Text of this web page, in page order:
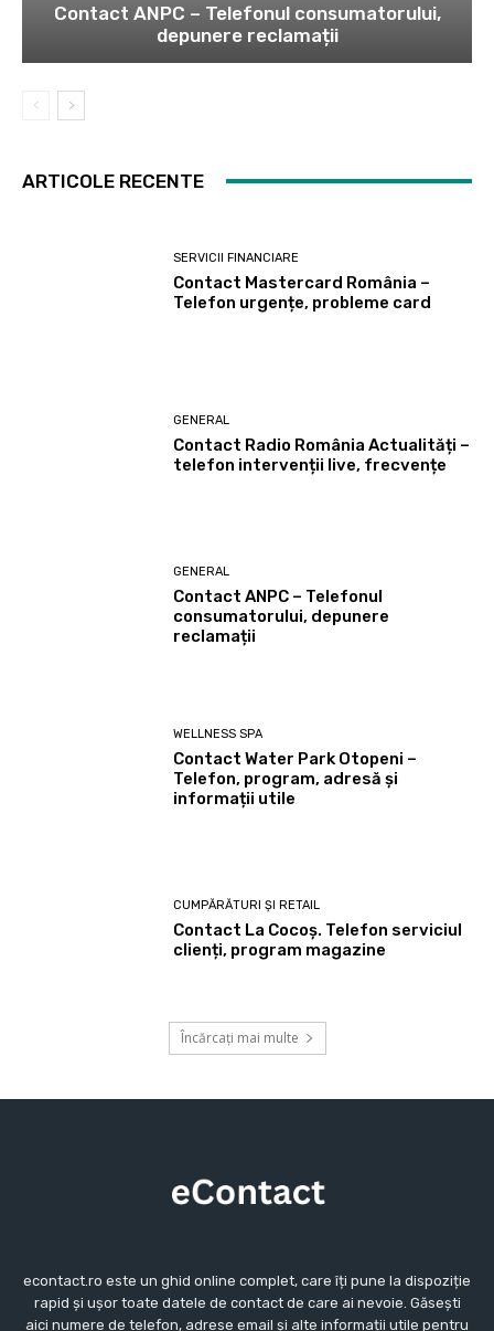
Contact ANPC – Telefonul consumatorului,
depunere reclamații
ARTICOLE RECENTE
SERVICII FINANCIARE
Contact Mastercard România –
Telefon urgențe, probleme card
GENERAL
Contact Radio România Actualități –
telefon intervenții live, frecvențe
GENERAL
Contact ANPC – Telefonul
consumatorului, depunere
reclamații
WELLNESS SPA
Contact Water Park Otopeni –
Telefon, program, adresă și
informații utile
CUMPĂRĂTURI ȘI RETAIL
Contact La Cocoș. Telefon serviciul
clienți, program magazine
Încărcați mai multe
econtact.ro este un ghid online complet, care îți pune la dispoziție
rapid și ușor toate datele de contact de care ai nevoie. Găsești
aici numere de telefon, adrese email și alte informații utile pentru